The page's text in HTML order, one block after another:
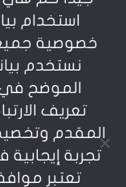
سياسة
عن بالعربي
استخدام
خصوصية جميع
نستخدم
الموضح
تعريف
المقدم
تجربة
تعتبر